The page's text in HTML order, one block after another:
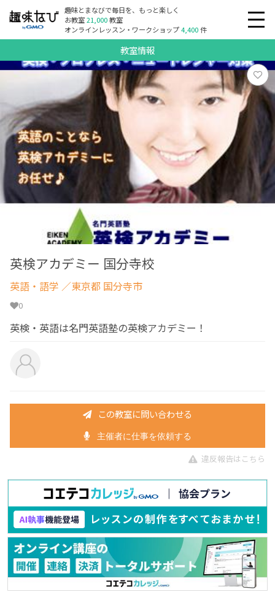
趣味とまなびで毎日を、もっと楽しく
お教室21,000教室
オンラインレッスン・ワークショップ4,400件
教室情報
英検アカデミー 国分寺校
英語・語学 ／東京都 国分寺市
0
英検・英語は名門英語塾の英検アカデミー！
この教室に問い合わせる
主催者に仕事を依頼する
違反報告はこちら